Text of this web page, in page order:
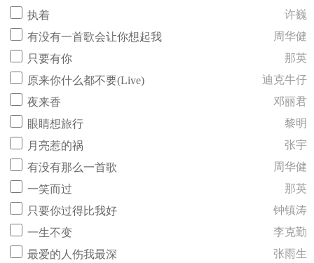
执着
许巍
有没有一首歌会让你想起我
周华健
只要有你
那英
原来你什么都不要(Live)
迪克牛仔
夜来香
邓丽君
眼睛想旅行
黎明
月亮惹的祸
张宇
有没有那么一首歌
周华健
一笑而过
那英
只要你过得比我好
钟镇涛
一生不变
李克勤
最爱的人伤我最深
张雨生